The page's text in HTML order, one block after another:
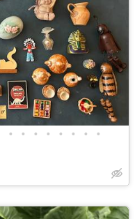
• • • • • • • •